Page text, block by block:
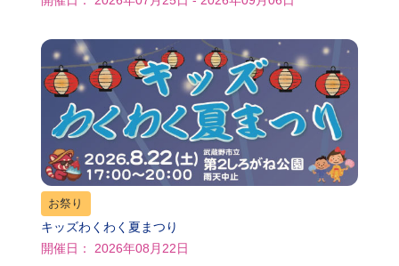
お祭り
キッズわくわく夏まつり
開催日： 2026年08月22日